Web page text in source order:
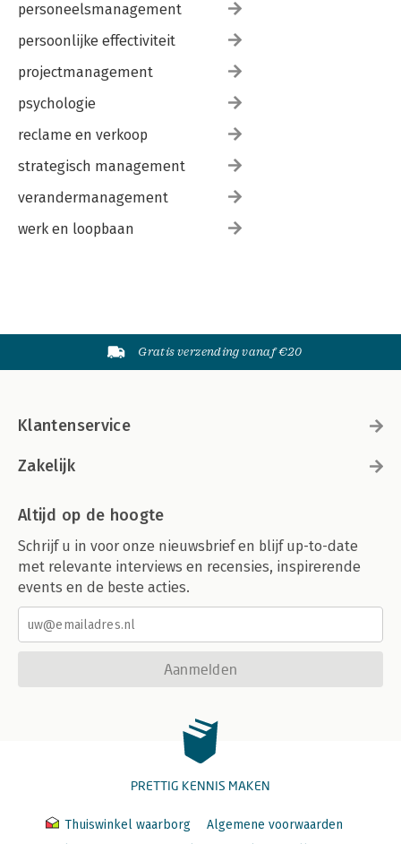
personeelsmanagement
persoonlijke effectiviteit
projectmanagement
psychologie
reclame en verkoop
strategisch management
verandermanagement
werk en loopbaan
Gratis verzending vanaf €20
Klantenservice
Zakelijk
Altijd op de hoogte
Schrijf u in voor onze nieuwsbrief en blijf up-to-date
met relevante interviews en recensies, inspirerende
events en de beste acties.
Aanmelden
PRETTIG KENNIS MAKEN
Thuiswinkel waarborg
Algemene voorwaarden